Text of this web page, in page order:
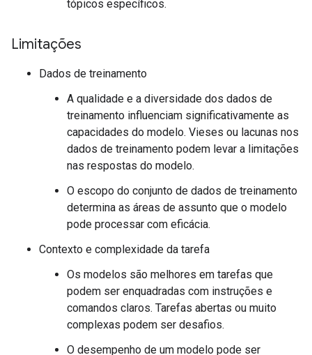
tópicos específicos.
Limitações
Dados de treinamento
A qualidade e a diversidade dos dados de
treinamento influenciam significativamente as
capacidades do modelo. Vieses ou lacunas nos
dados de treinamento podem levar a limitações
nas respostas do modelo.
O escopo do conjunto de dados de treinamento
determina as áreas de assunto que o modelo
pode processar com eficácia.
Contexto e complexidade da tarefa
Os modelos são melhores em tarefas que
podem ser enquadradas com instruções e
comandos claros. Tarefas abertas ou muito
complexas podem ser desafios.
O desempenho de um modelo pode ser